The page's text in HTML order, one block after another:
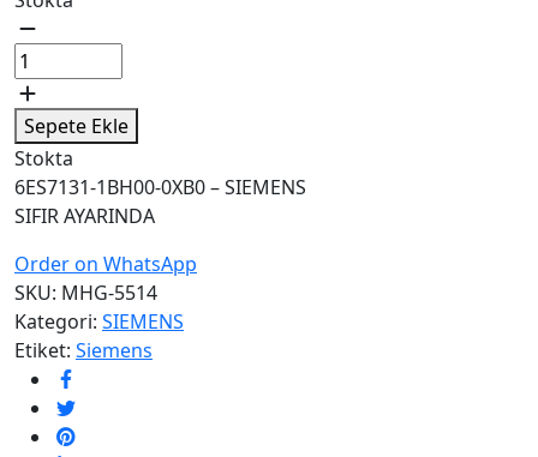
6ES7131-
1BH00-
0XB0
-
SIEMENS
quantity
Sepete Ekle
Stokta
6ES7131-1BH00-0XB0 – SIEMENS
SIFIR AYARINDA
Order on WhatsApp
SKU: MHG-5514
Kategori: SIEMENS
Etiket: Siemens